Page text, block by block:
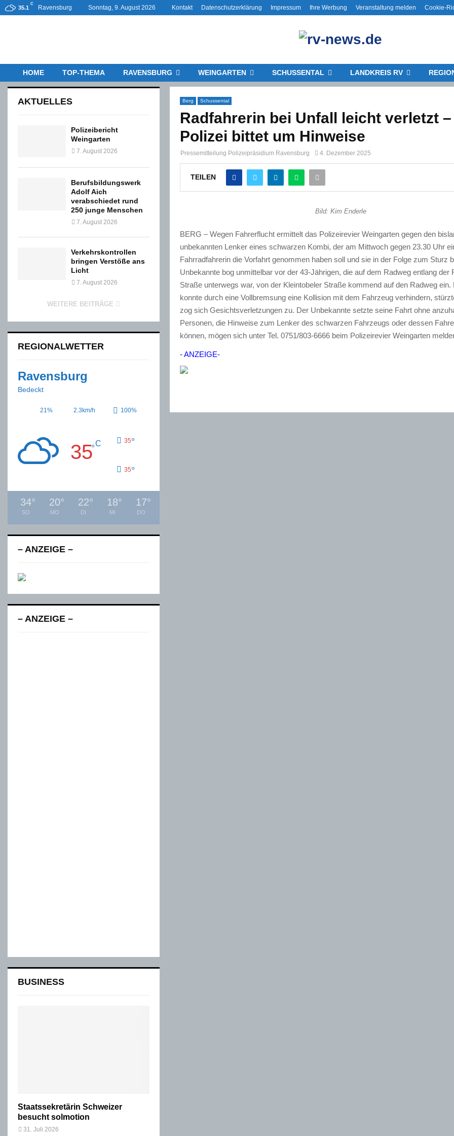
35.1
C
Ravensburg Sonntag, 9. August 2026 Kontakt Datenschutzerklärung Impressum Ihre Werbung Veranstaltung melden Cookie-
HOME TOP-THEMA RAVENSBURG WEINGARTEN SCHUSSENTAL LANDKREIS RV
Berg Schussental
Radfahrerin bei Unfall leicht verletzt –
Polizei bittet um Hinweise
Pressemitteilung Polizeipräsidium Ravensburg 4. Dezember 2025
TEILEN
Bild: Kim Enderle
BERG – Wegen Fahrerflucht ermittelt das Polizeirevier Weingarten gegen den
unbekannten Lenker eines schwarzen Kombi, der am Mittwoch gegen 23.30 Uhr
Fahrradfahrerin die Vorfahrt genommen haben soll und sie in der Folge zum Sturz
Unbekannte bog unmittelbar vor der 43-Jährigen, die auf dem Radweg entlang der
Straße unterwegs war, von der Kleintobeler Straße kommend auf den Radweg ein.
konnte durch eine Vollbremsung eine Kollision mit dem Fahrzeug verhindern,
zog sich Gesichtsverletzungen zu. Der Unbekannte setzte seine Fahrt ohne
Personen, die Hinweise zum Lenker des schwarzen Fahrzeugs oder dessen
können, mögen sich unter Tel. 0751/803-6666 beim Polizeirevier Weingarten
- ANZEIGE-
AKTUELLES
Polizeibericht
Weingarten
7. August 2026
Berufsbildungswerk
Adolf Aich
verabschiedet rund
250 junge Menschen
7. August 2026
Verkehrskontrollen
bringen Verstöße ans
Licht
7. August 2026
WEITERE BEITRÄGE
REGIONALWETTER
Ravensburg
Bedeckt
21% 2.3km/h 100%
35°C 35°
35°
34°
SO
20°
MO
22°
DI
18°
MI
17°
DO
– ANZEIGE –
– ANZEIGE –
BUSINESS
Staatssekretärin Schweizer
besucht solmotion
31. Juli 2026